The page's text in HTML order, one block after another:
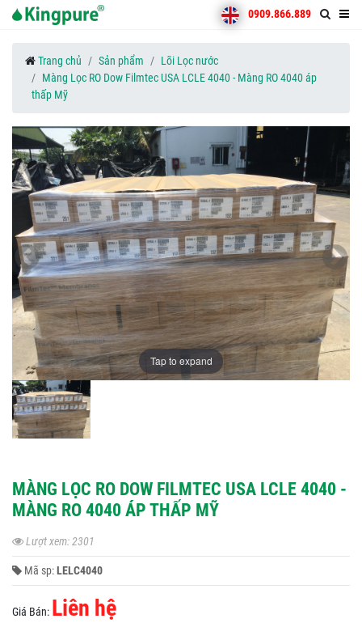
0909.866.889
Trang chủ Sản phẩm
Lõi Lọc nước
Màng Lọc RO Dow Filmtec USA LCLE 4040 - Màng RO 4040 áp
thấp Mỹ
Tap to expand
MÀNG LỌC RO DOW FILMTEC USA LCLE 4040 -
MÀNG RO 4040 ÁP THẤP MỸ
Lượt xem: 2301
Mã sp:LELC4040
Giá Bán: Liên hệ